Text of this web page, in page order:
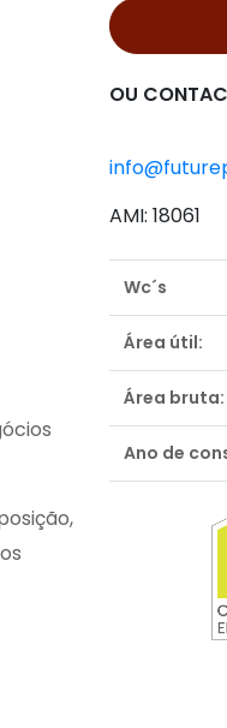
OU
AMI: 18061
Wc´s
Área útil:
Área bruta:
Ano de